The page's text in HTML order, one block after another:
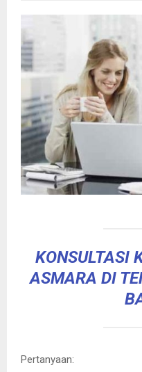
KONSULTASI
ASMARA DI
Pertanyaan: